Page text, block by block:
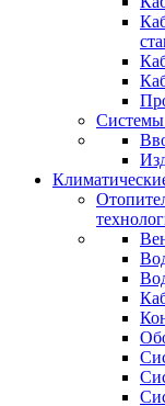
Системы